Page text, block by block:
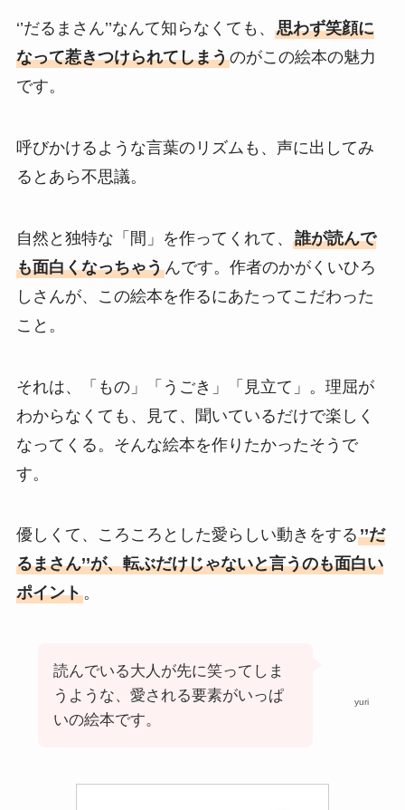
‘’だるまさん’’なんて知らなくても、 思わず笑顔に
なって惹きつけられてしまうのがこの絵本の魅力
です。
呼びかけるような言葉のリズムも、声に出してみ
るとあら不思議。
自然と独特な「間」を作ってくれて、 誰が読んで
も面白くなっちゃうんです。作者のかがくいひろ
しさんが、この絵本を作るにあたってこだわった
こと。
それは、「もの」「うごき」「見立て」。理屈が
わからなくても、見て、聞いているだけで楽しく
なってくる。そんな絵本を作りたかったそうで
す。
優しくて、ころころとした愛らしい動きをする’’だ
るまさん’’が、転ぶだけじゃないと言うのも面白い
ポイント。
yuri
読んでいる大人が先に笑ってしま
うような、愛される要素がいっぱ
いの絵本です。